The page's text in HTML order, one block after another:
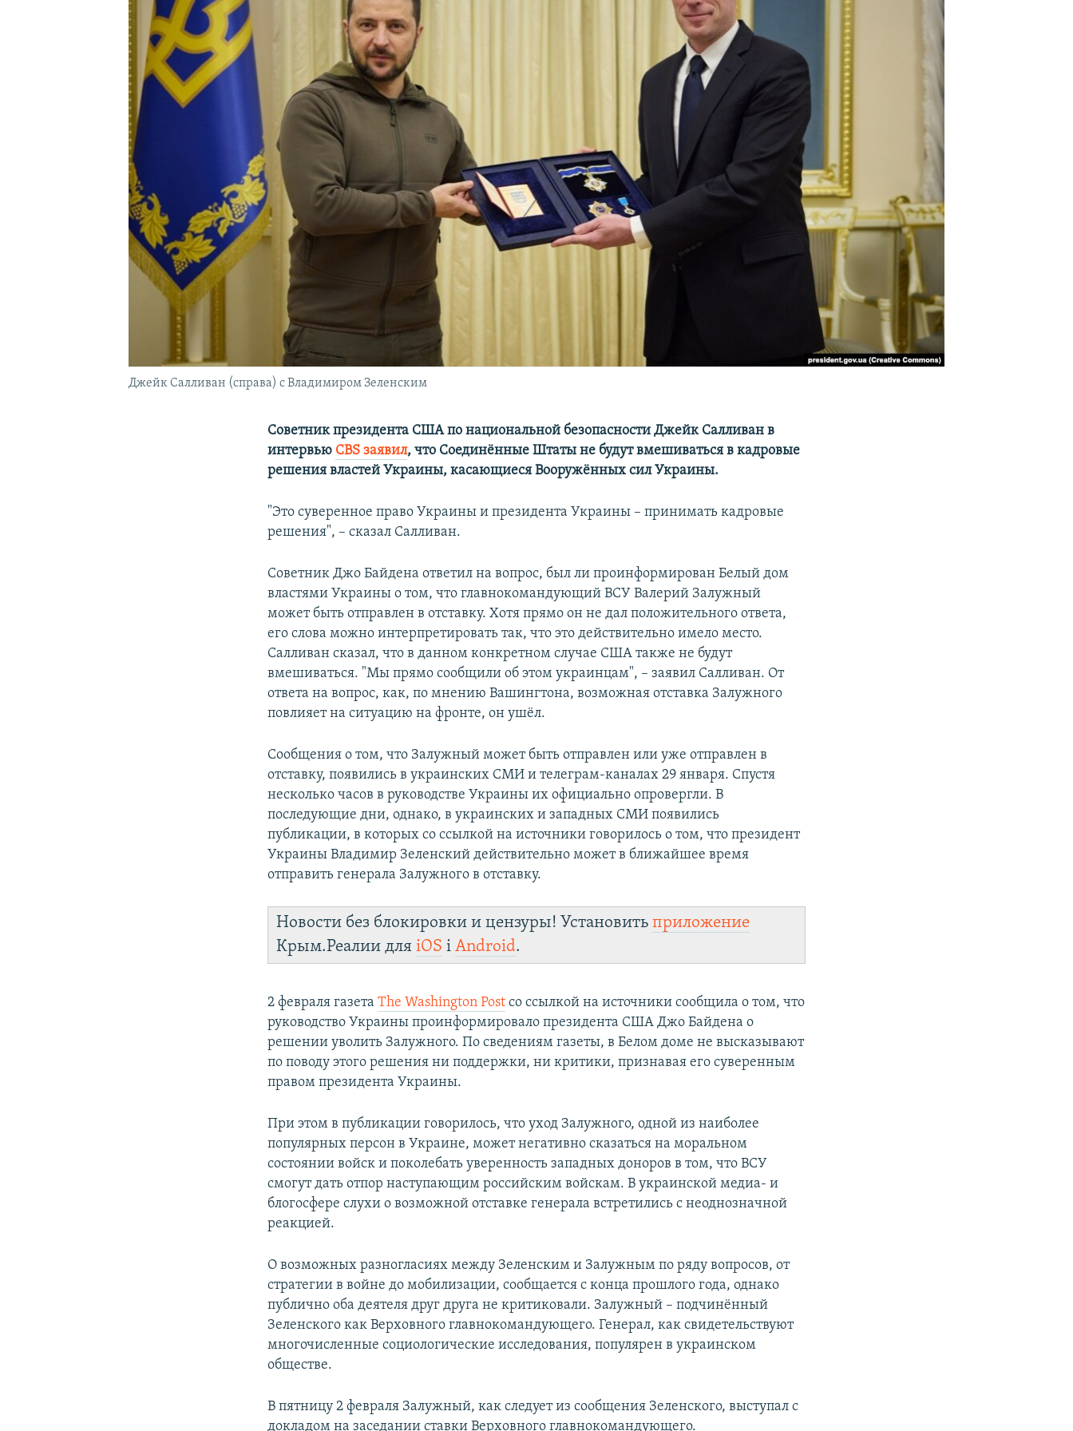
КРЫМ.НЕПОКОРЕННЫЙ
УКРАИНСКАЯ ПРОБЛЕМА КРЫМА
Джейк Салливан (справа) с Владимиром Зеленским
Советник президента США по национальной безопасности Джейк Салливан в
интервью CBS заявил, что Соединённые Штаты не будут вмешиваться в кадровые
решения властей Украины, касающиеся Вооружённых сил Украины.
"Это суверенное право Украины и президента Украины – принимать кадровые
решения", – сказал Салливан.
Советник Джо Байдена ответил на вопрос, был ли проинформирован Белый дом
властями Украины о том, что главнокомандующий ВСУ Валерий Залужный
может быть отправлен в отставку. Хотя прямо он не дал положительного ответа,
его слова можно интерпретировать так, что это действительно имело место.
Салливан сказал, что в данном конкретном случае США также не будут
вмешиваться. "Мы прямо сообщили об этом украинцам", – заявил Салливан. От
ответа на вопрос, как, по мнению Вашингтона, возможная отставка Залужного
повлияет на ситуацию на фронте, он ушёл.
Сообщения о том, что Залужный может быть отправлен или уже отправлен в
отставку, появились в украинских СМИ и телеграм-каналах 29 января. Спустя
несколько часов в руководстве Украины их официально опровергли. В
последующие дни, однако, в украинских и западных СМИ появились
публикации, в которых со ссылкой на источники говорилось о том, что президент
Украины Владимир Зеленский действительно может в ближайшее время
отправить генерала Залужного в отставку.
Новости без блокировки и цензуры! Установитьприложение
Крым.Реалии дляiOS іAndroid.
2 февраля газетаThe Washington Post со ссылкой на источники сообщила о том, что
руководство Украины проинформировало президента США Джо Байдена о
решении уволить Залужного. По сведениям газеты, в Белом доме не высказывают
по поводу этого решения ни поддержки, ни критики, признавая его суверенным
правом президента Украины.
При этом в публикации говорилось, что уход Залужного, одной из наиболее
популярных персон в Украине, может негативно сказаться на моральном
состоянии войск и поколебать уверенность западных доноров в том, что ВСУ
смогут дать отпор наступающим российским войскам. В украинской медиа- и
блогосфере слухи о возможной отставке генерала встретились с неоднозначной
реакцией.
О возможных разногласиях между Зеленским и Залужным по ряду вопросов, от
стратегии в войне до мобилизации, сообщается с конца прошлого года, однако
публично оба деятеля друг друга не критиковали. Залужный – подчинённый
Зеленского как Верховного главнокомандующего. Генерал, как свидетельствуют
многочисленные социологические исследования, популярен в украинском
обществе.
В пятницу 2 февраля Залужный, как следует из сообщения Зеленского, выступал с
докладом на заседании ставки Верховного главнокомандующего.